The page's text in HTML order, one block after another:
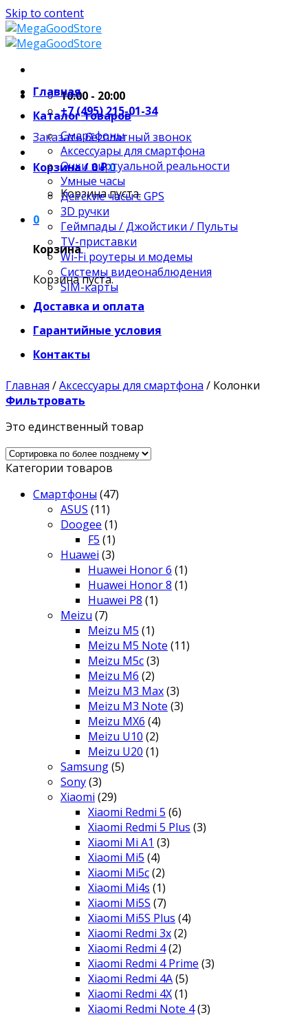
Skip to content
10:00 - 20:00
+7 (495) 215-01-34
Заказать бесплатный звонок
Корзина /0₽0
Корзина пуста.
0
Корзина
Корзина пуста.
Главная
Каталог товаров
Смартфоны
Аксессуары для смартфона
Очки виртуальной реальности
Умные часы
Детские часы с GPS
3D ручки
Геймпады / Джойстики / Пульты
TV-приставки
Wi-Fi роутеры и модемы
Системы видеонаблюдения
SIM-карты
Доставка и оплата
Гарантийные условия
Контакты
Главная /Аксессуары для смартфона / Колонки
Фильтровать
Это единственный товар
Категории товаров
Смартфоны (47)
ASUS (11)
Doogee (1)
F5 (1)
Huawei (3)
Huawei Honor 6 (1)
Huawei Honor 8 (1)
Huawei P8 (1)
Meizu (7)
Meizu M5 (1)
Meizu M5 Note (11)
Meizu M5c(3)
Meizu M6 (2)
Meizu M3 Max(3)
Meizu M3 Note (3)
Meizu MX6 (4)
Meizu U10 (2)
Meizu U20 (1)
Samsung(5)
Sony(3)
Xiaomi (29)
Xiaomi Redmi 5 (6)
Xiaomi Redmi 5 Plus (3)
Xiaomi Mi A1 (3)
Xiaomi Mi5 (4)
Xiaomi Mi5c(2)
Xiaomi Mi4s (1)
Xiaomi Mi5S (7)
Xiaomi Mi5S Plus (4)
Xiaomi Redmi 3x(2)
Xiaomi Redmi 4(2)
Xiaomi Redmi 4 Prime (3)
Xiaomi Redmi 4A(5)
Xiaomi Redmi 4X(1)
Xiaomi Redmi Note 4(3)